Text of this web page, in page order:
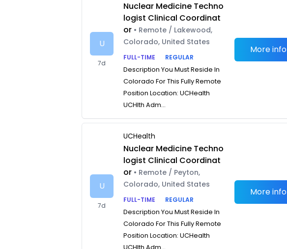
U
7d
Nuclear Medicine Techno
logist Clinical Coordinat
or • Remote / Lakewood,
Colorado, United States
FULL-TIME
REGULAR
Description You Must Reside In
Colorado For This Fully Remote
Position Location: UCHealth
UCHlth Adm...
More info
U
7d
UCHealth
Nuclear Medicine Techno
logist Clinical Coordinat
or • Remote / Peyton,
Colorado, United States
FULL-TIME
REGULAR
Description You Must Reside In
Colorado For This Fully Remote
Position Location: UCHealth
UCHlth Adm...
More info